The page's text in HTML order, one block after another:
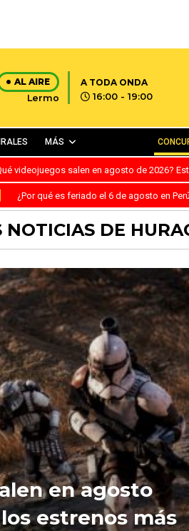
AL AIRE
Lermo
A TODA ONDA
16:00 - 19:00
MÁS
videojuegos salen en agosto de 2026?
¿Por qué es feriado el 6 de agosto en
NOTICIAS DE
en agosto
estrenos más